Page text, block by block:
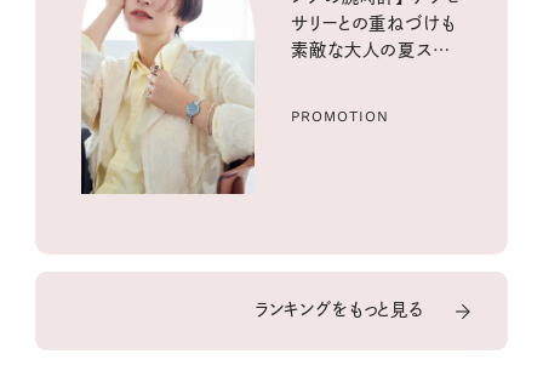
サリーとの重ねづけも
素敵な大人の夏スタイ
PROMOTION
ランキングをもっと見る